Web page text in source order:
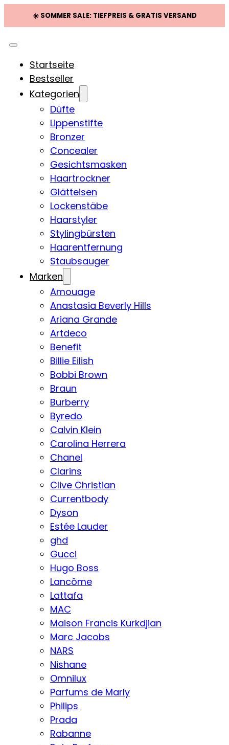
☀️ SOMMER SALE: TIEFPREIS & GRATIS VERSAND
Startseite
Bestseller
Kategorien
Düfte
Lippenstifte
Bronzer
Concealer
Gesichtsmasken
Haartrockner
Glätteisen
Lockenstäbe
Haarstyler
Stylingbürsten
Haarentfernung
Staubsauger
Marken
Amouage
Anastasia Beverly Hills
Ariana Grande
Artdeco
Benefit
Billie Eilish
Bobbi Brown
Braun
Burberry
Byredo
Calvin Klein
Carolina Herrera
Chanel
Clarins
Clive Christian
Currentbody
Dyson
Estée Lauder
ghd
Gucci
Hugo Boss
Lancôme
Lattafa
MAC
Maison Francis Kurkdjian
Marc Jacobs
NARS
Nishane
Omnilux
Parfums de Marly
Philips
Prada
Rabanne